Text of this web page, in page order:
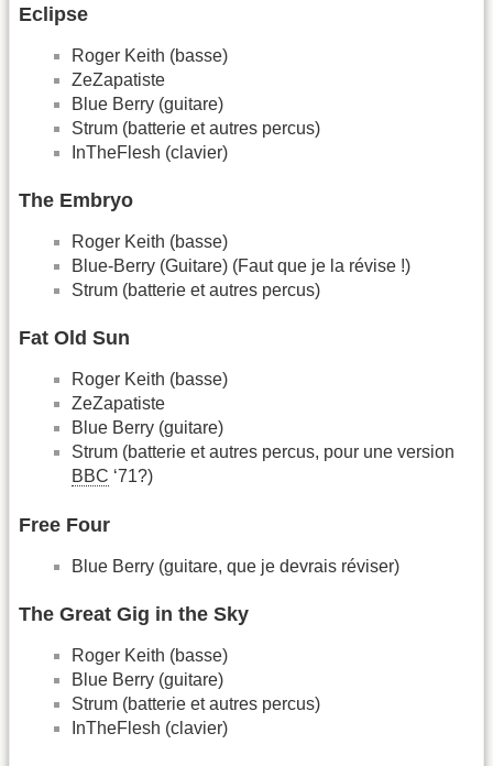
Eclipse
Roger Keith (basse)
ZeZapatiste
Blue Berry (guitare)
Strum (batterie et autres percus)
InTheFlesh (clavier)
The Embryo
Roger Keith (basse)
Blue-Berry (Guitare) (Faut que je la révise !)
Strum (batterie et autres percus)
Fat Old Sun
Roger Keith (basse)
ZeZapatiste
Blue Berry (guitare)
Strum (batterie et autres percus, pour une version
BBC ‘71?)
Free Four
Blue Berry (guitare, que je devrais réviser)
The Great Gig in the Sky
Roger Keith (basse)
Blue Berry (guitare)
Strum (batterie et autres percus)
InTheFlesh (clavier)